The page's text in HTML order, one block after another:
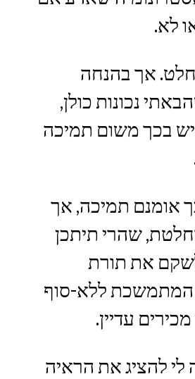
לא.
אך בהנחה
נכונות כולן,
בכך משום תמיכה
אומנם תמיכה, אך
שהרי תיתכן
את תורת
המתמשכת ללא-סוף
עדיין.
לי להציג את הראיה